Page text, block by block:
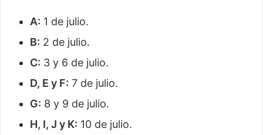
A: 1 de julio.
B: 2 de julio.
C: 3 y 6 de julio.
D, E y F: 7 de julio.
G: 8 y 9 de julio.
H, I, J y K: 10 de julio.